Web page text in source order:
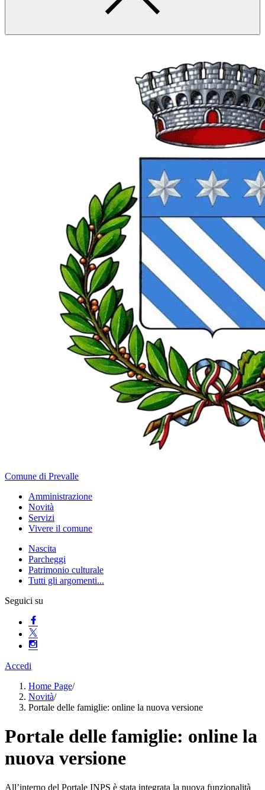
Comune di Prevalle
Amministrazione
Novità
Servizi
Vivere il comune
Nascita
Parcheggi
Patrimonio culturale
Tutti gli argomenti...
Seguici su
Accedi
Home Page/
Novità/
Portale delle famiglie: online la nuova versione
Portale delle famiglie: online la
nuova versione
All’interno del Portale INPS è stata integrata la nuova funzionalità